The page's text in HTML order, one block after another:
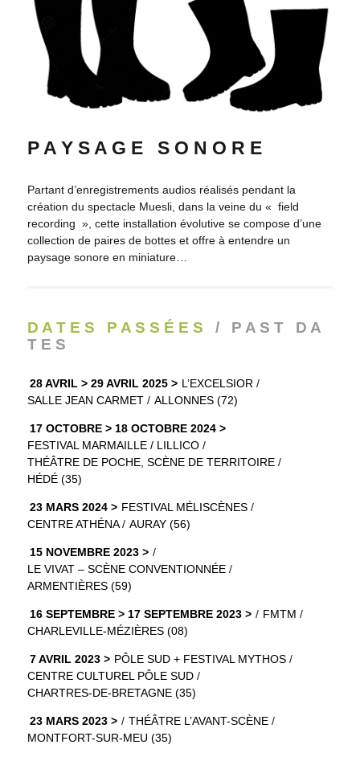
P A Y S A G E S O N O R E
Partant d’enregistrements audios réalisés pendant la
création du spectacle Muesli, dans la veine du « field
recording », cette installation évolutive se compose d’une
collection de paires de bottes et offre à entendre un
paysage sonore en miniature…
D A T E S P A S S É E S
/ P A S T D A
T E S
28 AVRIL > 29 AVRIL 2025
L’EXCELSIOR
SALLE JEAN CARMET
ALLONNES (72)
17 OCTOBRE > 18 OCTOBRE 2024
FESTIVAL MARMAILLE / LILLICO
THÉÂTRE DE POCHE, SCÈNE DE TERRITOIRE
HÉDÉ (35)
23 MARS 2024
FESTIVAL MÉLISCÈNES
CENTRE ATHÉNA
AURAY (56)
15 NOVEMBRE 2023
LE VIVAT – SCÈNE CONVENTIONNÉE
ARMENTIÈRES (59)
16 SEPTEMBRE > 17 SEPTEMBRE 2023
FMTM
CHARLEVILLE-MÉZIÈRES (08)
7 AVRIL 2023
PÔLE SUD + FESTIVAL MYTHOS
CENTRE CULTUREL PÔLE SUD
CHARTRES-DE-BRETAGNE (35)
23 MARS 2023
THÉÂTRE L’AVANT-SCÈNE
MONTFORT-SUR-MEU (35)